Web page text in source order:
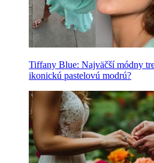
Tiffany Blue: Najväčší módny
ikonickú pastelovú modrú?